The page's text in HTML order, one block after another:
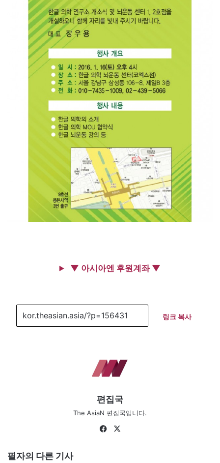
▼ 아시아엔 후원계좌 ▼
링크 복사
편집국
The AsiaN 편집국입니다.
Fa
필자의 다른 기사